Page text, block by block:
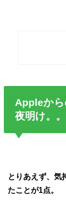
Appleか
夜明け。。
とりあえず、気
たことが1点。